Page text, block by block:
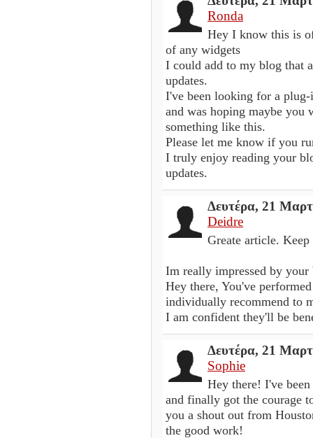
Ronda
Hey I know this is
of any widgets
I could add to my blog that
updates.
I've been looking for a
and was hoping maybe you
something like this.
Please let me know if you
I truly enjoy reading your
updates.
Δευτέρα, 21
Deidre
Greate article.
Im really impressed by your
Hey there, You've
individually recommend to
I am confident they'll be
Δευτέρα, 21
Sophie
Hey there! I've
and finally got the courage
you a shout out from
the good work!